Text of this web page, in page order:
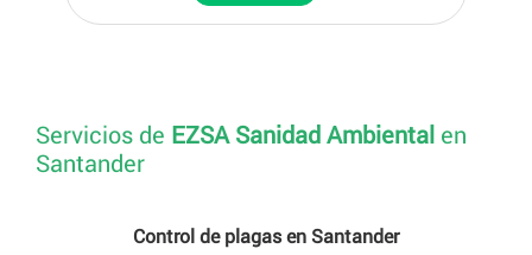
Servicios de EZSA Sanidad Ambiental en
Santander
Control de plagas en Santander